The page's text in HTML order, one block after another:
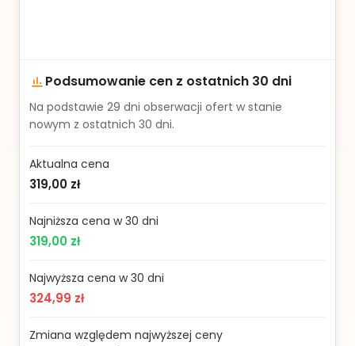
Podsumowanie cen z ostatnich 30 dni
Na podstawie 29 dni obserwacji ofert w stanie
nowym z ostatnich 30 dni.
Aktualna cena
319,00 zł
Najniższa cena w 30 dni
319,00 zł
Najwyższa cena w 30 dni
324,99 zł
Zmiana względem najwyższej ceny